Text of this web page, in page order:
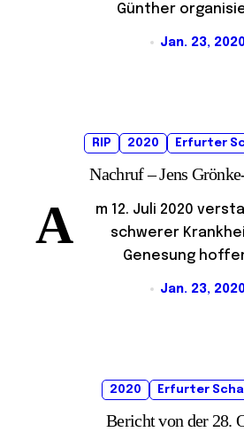
Günther
Jan. 23,
RIP 2020 Erfurter
Nachruf – Jens
A
m 12. Juli 2020
schwerer
Genesung
Jan. 23,
2020 Erfurter
Bericht von der 28.